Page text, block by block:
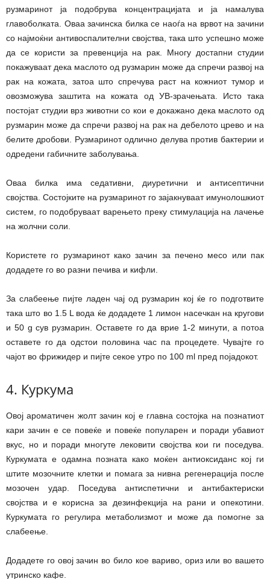
рузмаринот ја подобрува концентрацијата и ја намалува
главоболката. Оваа зачинска билка се наоѓа на врвот на зачини
со најмоќни антивоспалителни својства, така што успешно може
да се користи за превенција на рак. Многу достапни студии
покажуваат дека маслото од рузмарин може да спречи развој на
рак на кожата, затоа што спречува раст на кожниот тумор и
овозможува заштита на кожата од УВ-зрачењата. Исто така
постојат студии врз животни со кои е докажано дека маслото од
рузмарин може да спречи развој на рак на дебелото црево и на
белите дробови. Рузмаринот одлично делува против бактерии и
одредени габичните заболувања.
Оваа билка има седативни, диуретични и антисептични
својства. Состојките на рузмаринот го зајакнуваат имунолошкиот
систем, го подобруваат варењето преку стимулација на лачење
на жолчни соли.
Користете го рузмаринот како зачин за печено месо или пак
додадете го во разни печива и кифли.
За слабеење пијте ладен чај од рузмарин кој ќе го подготвите
така што во 1.5 L вода ќе додадете 1 лимон насечкан на кругови
и 50 g сув рузмарин. Оставете го да врие 1-2 минути, а потоа
оставете го да одстои половина час па процедете. Чувајте го
чајот во фрижидер и пијте секое утро по 100 ml пред појадокот.
4. Куркума
Овој ароматичен жолт зачин кој е главна состојка на познатиот
кари зачин е се повеќе и повеќе популарен и поради убавиот
вкус, но и поради многуте лековити својства кои ги поседува.
Куркумата е одамна позната како моќен антиоксиданс кој ги
штите мозочните клетки и помага за нивна регенерација после
мозочен удар. Поседува антиспетични и антибактериски
својства и е корисна за дезинфекција на рани и опекотини.
Куркумата го регулира метаболизмот и може да помогне за
слабеење.
Додадете го овој зачин во било кое вариво, ориз или во вашето
утринско кафе.